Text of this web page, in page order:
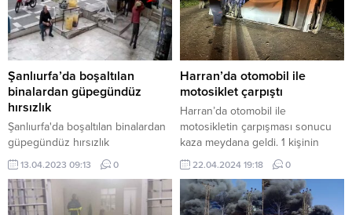
Şanlıurfa’da boşaltılan
binalardan güpegündüz
hırsızlık
Şanlıurfa'da boşaltılan binalardan
güpegündüz hırsızlık
13.04.2023 09:13 0
Harran’da otomobil ile
motosiklet çarpıştı
Harran’da otomobil ile
motosikletin çarpışması sonucu
kaza meydana geldi. 1 kişinin
yaralandığı kazada otomobil yan
Şanlıurfa’nın Harran ilçesine bağlı
Meydankapı Mahallesi
22.04.2024 19:18 0